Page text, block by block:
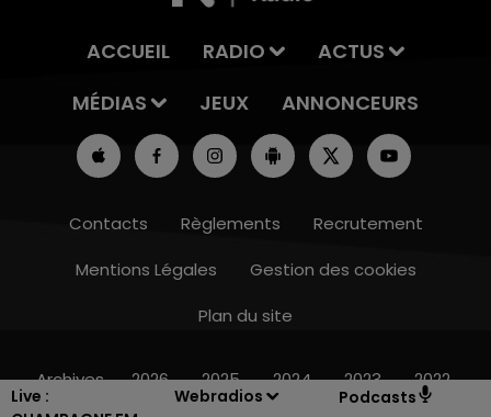
Live :
Webradios Podcasts
16h00 - 20h00
ACCUEIL RADIO
ACTUS
MÉDIAS
JEUX ANNONCEURS
Contacts Règlements
Recrutement
Mentions Légales
Gestion des cookies
Plan du site
Archives 2026 2025 2024 2023 2022